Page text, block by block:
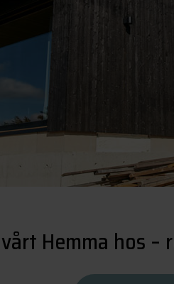
Hemma hos –